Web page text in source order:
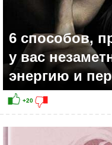
6 способов,
у вас
энергию и